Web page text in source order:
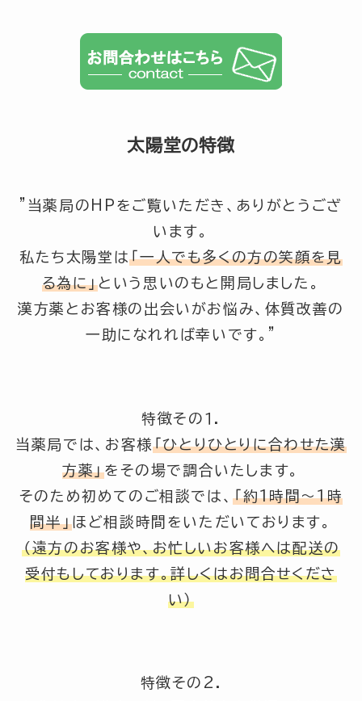
太陽堂の特徴
”当薬局のHPをご覧いただき、ありがとうござ
います。
私たち太陽堂は「一人でも多くの方の笑顔を見
る為に」 という思いのもと開局しました。
漢方薬とお客様の出会いがお悩み、体質改善の
一助になれれば幸いです。”
特徴その１.
当薬局では、お客様 「ひとりひとりに合わせた漢
方薬」をその場で調合いたします。
そのため初めてのご相談では、「約1時間～1時
間半」ほど相談時間をいただいております。
（遠方のお客様や、お忙しいお客様へは配送の
受付もしております。詳しくはお問合せくださ
い）
特徴その2.